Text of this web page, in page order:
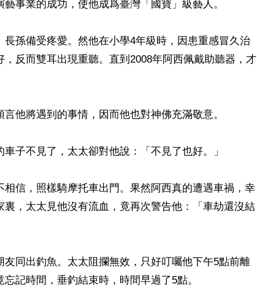
事業的成功，使他成爲臺灣「國寶」級藝人。
孫備受疼愛。然他在小學4年級時，因患重感冒久治
反而雙耳出現重聽。直到2008年阿西佩戴助聽器，才
他將遇到的事情，因而他也對神佛充滿敬意。
子不見了，太太卻對他說：「不見了也好。」
信，照樣騎摩托車出門。果然阿西真的遭遇車禍，幸
，太太見他沒有流血，竟再次警告他：「車劫還沒結
同出釣魚。太太阻攔無效，只好叮囑他下午5點前離
記時間，垂釣結束時，時間早過了5點。